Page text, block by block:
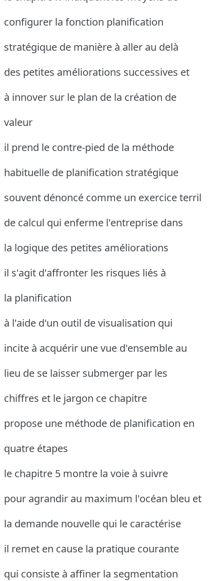
configurer la fonction planification
stratégique de manière à aller au delà
des petites améliorations successives et
à innover sur le plan de la création de
valeur
il prend le contre-pied de la méthode
habituelle de planification stratégique
souvent dénoncé comme un exercice terril
de calcul qui enferme l'entreprise dans
la logique des petites améliorations
il s'agit d'affronter les risques liés à
la planification
à l'aide d'un outil de visualisation qui
incite à acquérir une vue d'ensemble au
lieu de se laisser submerger par les
chiffres et le jargon ce chapitre
propose une méthode de planification en
quatre étapes
le chapitre 5 montre la voie à suivre
pour agrandir au maximum l'océan bleu et
la demande nouvelle qui le caractérise
il remet en cause la pratique courante
qui consiste à affiner la segmentation